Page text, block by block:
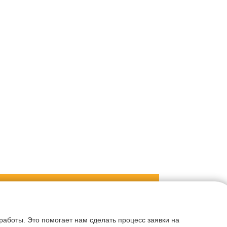
Это помогает нам сделать процесс заявки на